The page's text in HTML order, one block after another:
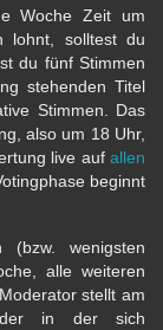
Woche Zeit um
lohnt, solltest du
du fünf Stimmen
stehenden Titel
Stimmen. Das
also um 18 Uhr,
live auf allen
beginnt
wenigsten
alle weiteren
stellt am
in der sich